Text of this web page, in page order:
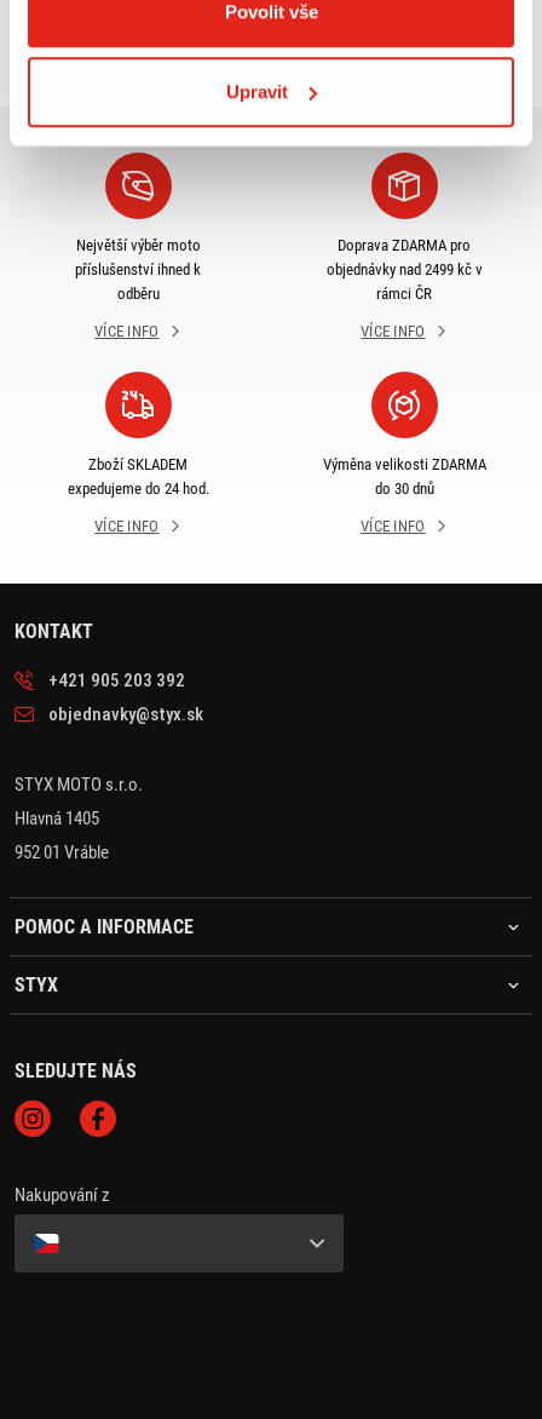
Povolit vše
Upravit
Prohlédli jste si3 z3produktů
Největší výběr moto
příslušenství ihned k
odběru
VÍCE INFO
Doprava ZDARMA pro
objednávky nad 2499 kč v
rámci ČR
VÍCE INFO
Zboží SKLADEM
expedujeme do 24 hod.
VÍCE INFO
Výměna velikosti ZDARMA
do 30 dnů
VÍCE INFO
KONTAKT
+421 905 203 392
objednavky@styx.sk
STYX MOTO s.r.o.
Hlavná 1405
952 01 Vráble
POMOC A INFORMACE
STYX
SLEDUJTE NÁS
Nakupování z